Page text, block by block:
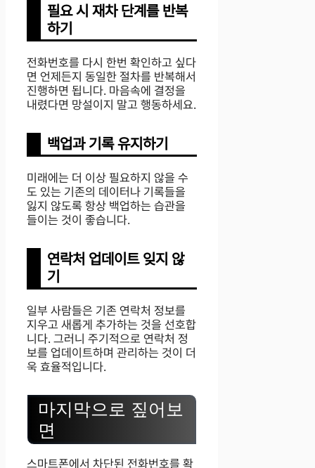
필요 시 재차 단계를 반복
하기
전화번호를 다시 한번 확인하고 싶다
면 언제든지 동일한 절차를 반복해서
진행하면 됩니다. 마음속에 결정을
내렸다면 망설이지 말고 행동하세요.
백업과 기록 유지하기
미래에는 더 이상 필요하지 않을 수
도 있는 기존의 데이터나 기록들을
잃지 않도록 항상 백업하는 습관을
들이는 것이 좋습니다.
연락처 업데이트 잊지 않
기
일부 사람들은 기존 연락처 정보를
지우고 새롭게 추가하는 것을 선호합
니다. 그러니 주기적으로 연락처 정
보를 업데이트하며 관리하는 것이 더
욱 효율적입니다.
마지막으로 짚어보
면
스마트폰에서 차단된 전화번호를 확